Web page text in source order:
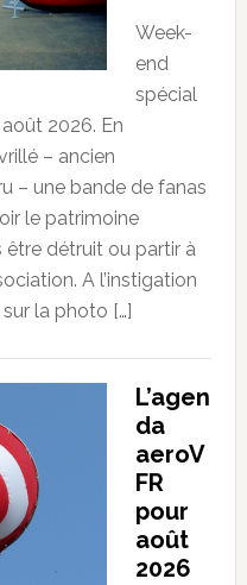
Week-
end
spécial
2026. En
– ancien
– une bande de fanas
le patrimoine
détruit ou partir à
A l’instigation
la photo […]
L’agen
da
aeroV
FR
pour
août
2026